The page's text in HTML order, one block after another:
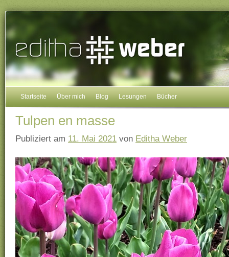
Startseite Über mich Blog Lesungen Bücher
Tulpen en masse
Publiziert am 11. Mai 2021 von Editha Weber